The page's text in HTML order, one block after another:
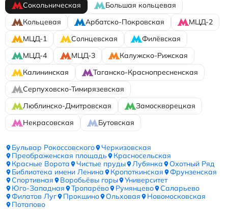
Сокольническая
Большая кольцевая
Кольцевая
Арбатско-Покровская
МЦД-2
МЦД-1
Солнцевская
Филёвская
МЦД-4
МЦД-3
Калужско-Рижская
Калининская
Таганско-Краснопресненская
Серпуховско-Тимирязевская
Люблинско-Дмитровская
Замоскворецкая
Некрасовская
Бутовская
Бульвар Рокоссовского
Черкизовская
Преображенская площадь
Красносельская
Красные Ворота
Чистые пруды Лубянка
Охотный Ряд
Библиотека имени Ленина
Кропоткинская
Фрунзенская
Спортивная
Воробьёвы горы
Университет
Юго-Западная
Тропарёво Румянцево
Саларьево
Филатов Луг
Прокшино Ольховая
Новомосковская
Потапово